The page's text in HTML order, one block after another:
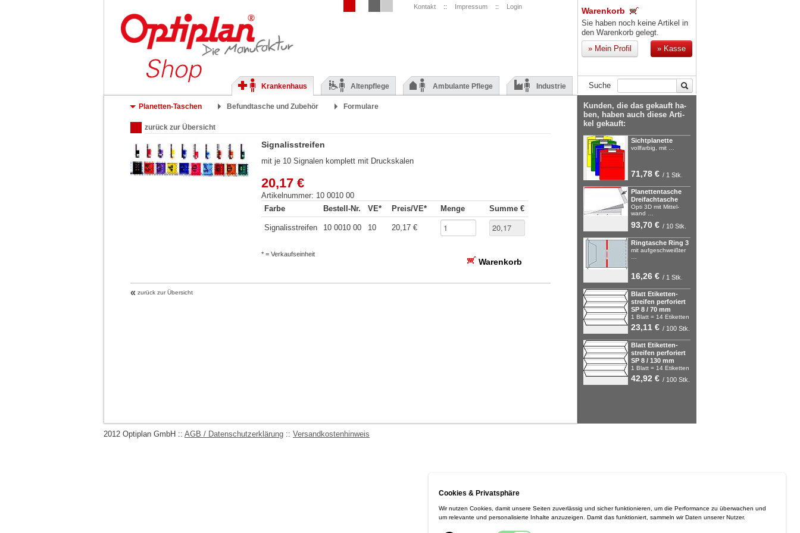
Kontakt :: Impressum :: Login
Warenkorb
Sie haben noch keine Artikel in
den Warenkorb gelegt.
» Mein Profil » Kasse
Krankenhaus
Planetten-Taschen Befundtasche und Zubehör Formulare
Altenpflege Ambulante Pflege Industrie Suche
zurück zur Übersicht
Signalisstreifen
mit je 10 Signalen komplett mit Druckskalen
20,17 €
Artikelnummer: 10 0010 00
Farbe
Bestell-Nr. VE* Preis/VE* Menge Summe €
Signalisstreifen 10 0010 00 10 20,17 €
* = Verkaufseinheit
Warenkorb
« zurück zur Übersicht
Kun­den, die das ge­kauft ha­
ben, ha­ben auch die­se Ar­ti­
kel ge­kauft:
Sicht­pla­net­te
voll­far­big, mit …
71,78 € / 1 Stk.
Pla­net­ten­ta­sche
Drei­fach­ta­sche
Op­ti 3D mit Mit­tel­
wand …
93,70 € / 10 Stk.
Ring­ta­sche Ring 3
mit auf­ge­schweiß­ter
16,26 € / 1 Stk.
Blatt Eti­ket­ten­
strei­fen per­fo­riert
SP 8 / 70 mm
1 Blatt = 14 Eti­ket­ten
…
23,11 € / 100 Stk.
Blatt Eti­ket­ten­
strei­fen per­fo­riert
SP 8 / 130 mm
1 Blatt = 14 Eti­ket­ten
…
42,92 € / 100 Stk.
2012 Optiplan GmbH :: AGB / Datenschutzerklärung :: Versandkostenhinweis
Cookies & Privatsphäre
Wir nutzen Cookies, damit unsere Seiten zuverlässig und sicher funktionieren, um die Performance zu überwachen und
um relevante und personalisierte Inhalte anzuzeigen. Damit das funktioniert, sammeln wir Daten unserer Nutzer.